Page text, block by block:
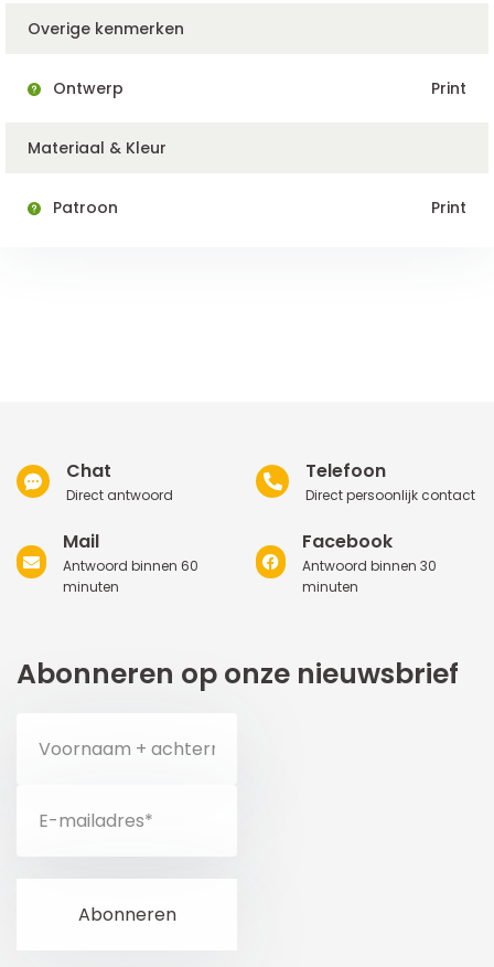
Overige kenmerken
Ontwerp Print
Materiaal & Kleur
Patroon Print
Chat
Direct antwoord
Telefoon
Direct persoonlijk contact
Mail
Antwoord binnen 60
minuten
Facebook
Antwoord binnen 30
minuten
Abonneren op onze nieuwsbrief